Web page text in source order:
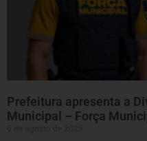
Prefeitura apresenta a
Municipal – Força